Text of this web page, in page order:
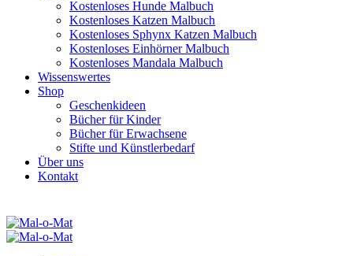
Kostenloses Hunde Malbuch
Kostenloses Katzen Malbuch
Kostenloses Sphynx Katzen Malbuch
Kostenloses Einhörner Malbuch
Kostenloses Mandala Malbuch
Wissenswertes
Shop
Geschenkideen
Bücher für Kinder
Bücher für Erwachsene
Stifte und Künstlerbedarf
Über uns
Kontakt